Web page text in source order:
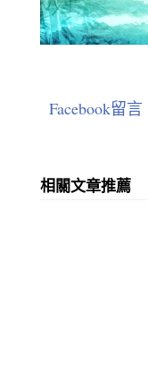
Facebook留言
相關文章推薦